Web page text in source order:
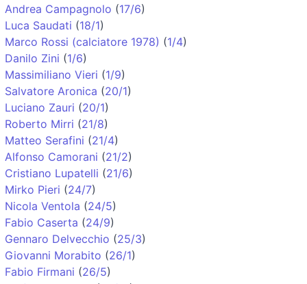
Andrea Campagnolo (17/6)
Luca Saudati (18/1)
Marco Rossi (calciatore 1978) (1/4)
Danilo Zini (1/6)
Massimiliano Vieri (1/9)
Salvatore Aronica (20/1)
Luciano Zauri (20/1)
Roberto Mirri (21/8)
Matteo Serafini (21/4)
Alfonso Camorani (21/2)
Cristiano Lupatelli (21/6)
Mirko Pieri (24/7)
Nicola Ventola (24/5)
Fabio Caserta (24/9)
Gennaro Delvecchio (25/3)
Giovanni Morabito (26/1)
Fabio Firmani (26/5)